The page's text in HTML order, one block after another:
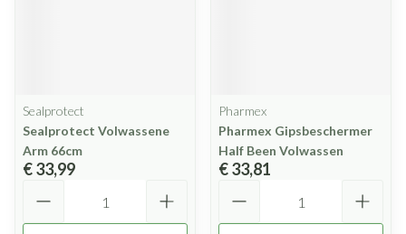
Sealprotect
Sealprotect Volwassene
Arm 66cm
€ 33,99
Pharmex
Pharmex Gipsbeschermer
Half Been Volwassen
€ 33,81